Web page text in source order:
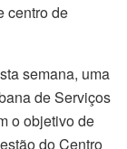
centro de
semana, uma
de Serviços
o objetivo de
do Centro